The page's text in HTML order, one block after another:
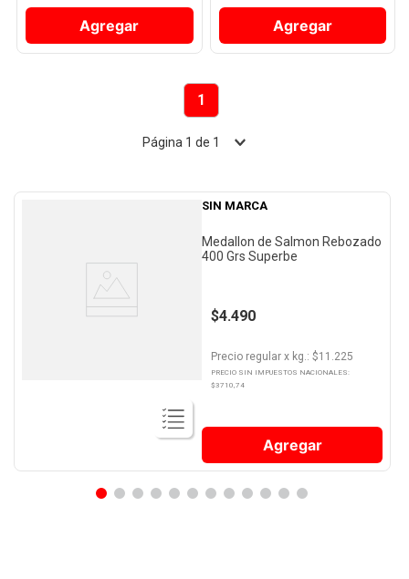
Agregar Agregar
1
Página 1 de 1
SIN MARCA
Medallon de Salmon Rebozado
400 Grs Superbe
$4.490
Precio regular x kg.: $11.225
PRECIO SIN IMPUESTOS NACIONALES:
$3710,74
Agregar